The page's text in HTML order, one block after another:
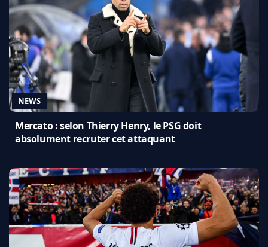
NEWS
Mercato : selon Thierry Henry, le PSG doit
absolument recruter cet attaquant